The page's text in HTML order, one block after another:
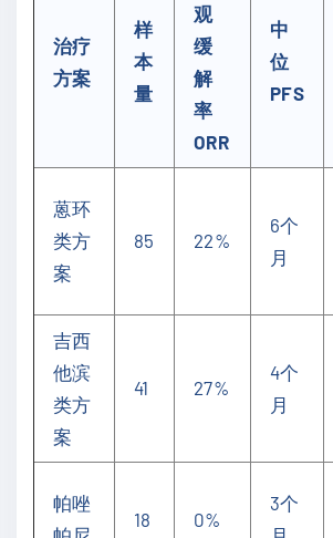
治疗
方案
样
本
量
观
缓
解
率
ORR
中
位
PFS
蒽环
类方
案
85 22%
6个
月
吉西
他滨
类方
案
41 27%
4个
月
帕唑
18 0%
3个